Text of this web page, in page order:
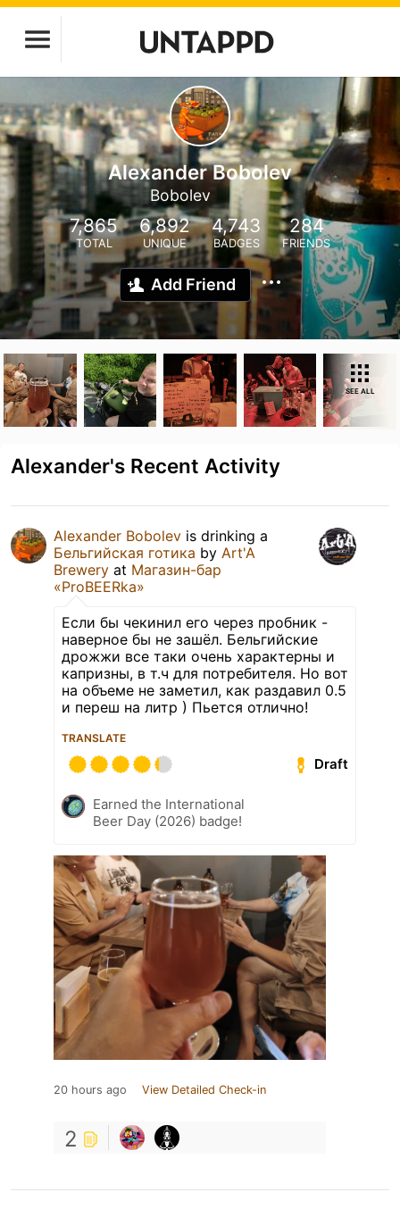
Alexander Bobolev
Bobolev
7,865
TOTAL
6,892
UNIQUE
4,743
BADGES
284
FRIENDS
Add Friend
SEE ALL
Alexander's Recent Activity
Alexander Bobolev is drinking a
Бельгийская готика by Art'A
Brewery at Магазин-бар
«ProBEERka»
Если бы чекинил его через пробник -
наверное бы не зашёл. Бельгийские
дрожжи все таки очень характерны и
капризны, в т.ч для потребителя. Но вот
на объеме не заметил, как раздавил 0.5
и переш на литр ) Пьется отлично!
TRANSLATE
Draft
Earned the International
Beer Day (2026) badge!
20 hours ago View Detailed Check-in
2